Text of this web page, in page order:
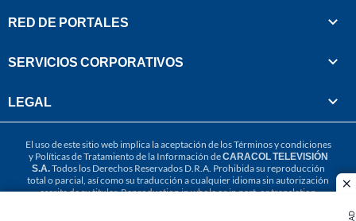
RED DE PORTALES
SERVICIOS CORPORATIVOS
LEGAL
El uso de este sitio web implica la aceptación de losTérminos y condiciones
y Políticas de Tratamiento de la Información deCARACOL TELEVISIÓN
S.A.Todos los Derechos Reservados D.R.A. Prohibida su reproducción
total o parcial, así como su traducción a cualquier idioma sin autorización
escrita de su titular. Reproduction in whole or in part, or translation